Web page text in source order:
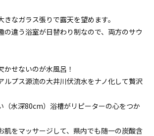
なガラス張りで露天を望めます。
の違う浴室が日替わり制なので、両方のサウ
かせないのが水風呂！
ルプス源流の大井川伏流水をナノ化して贅沢
（水深80cm）浴槽がリピーターの心をつか
肌をマッサージして、県内でも随一の炭酸含